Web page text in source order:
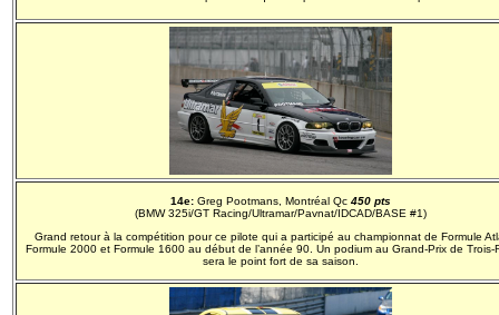
14e:Greg Pootmans, Montréal Qc 450 pts
(BMW 325i/GT Racing/Ultramar/Pavnat/IDCAD/BASE #1)
Grand retour à la compétition pour ce pilote qui a participé au championnat de Formule
Formule 2000 et Formule 1600 au début de l’année 90. Un podium au Grand-Prix de Trois-
sera le point fort de sa saison.